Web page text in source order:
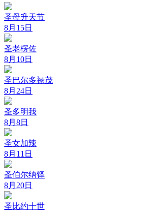
圣母升天节
8月15日
圣老楞佐
8月10日
圣巴尔多禄茂
8月24日
圣多明我
8月8日
圣女加辣
8月11日
圣伯尔纳铎
8月20日
圣比约十世